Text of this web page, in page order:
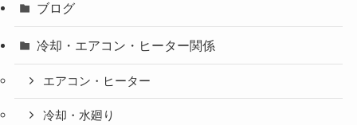
ブログ
冷却・エアコン・ヒーター関係
エアコン・ヒーター
冷却・水廻り